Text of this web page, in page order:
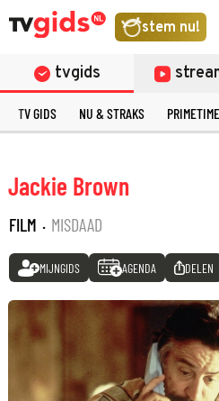
stem nu!
tvgids
TV GIDS NU & STRAKS PRIMETIME
Jackie Brown
FILM · MISDAAD
MIJNGIDS AGENDA DELEN